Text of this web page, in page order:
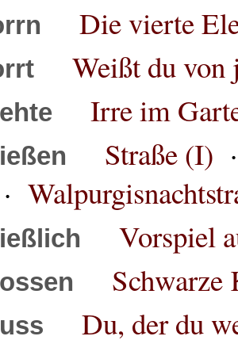
Die vierte
Weißt du von
Irre im
Straße (I)
·
Vorspiel
Schwarze
Du, der du